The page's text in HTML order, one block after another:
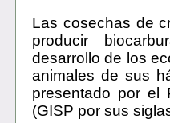
Las cosechas de
producir
desarrollo de los
animales de sus
presentado por el
(GISP por sus